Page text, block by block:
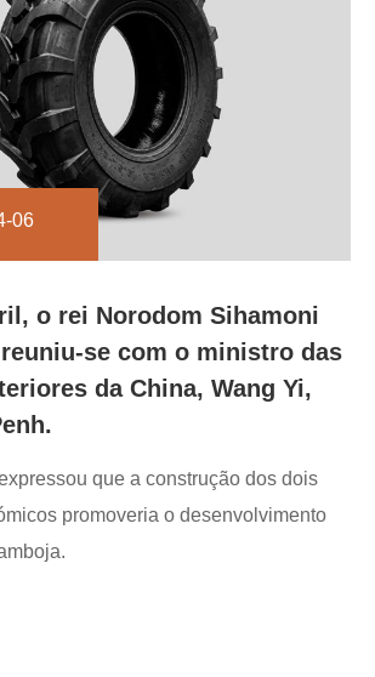
06
o rei Norodom Sihamoni
se com o ministro das
da China, Wang Yi,
que a construção dos dois
promoveria o desenvolvimento